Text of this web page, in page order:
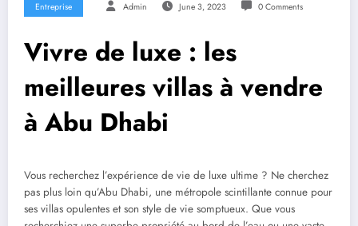
Entreprise Admin June 3, 2023 0 Comments
Vivre de luxe : les
meilleures villas à vendre
à Abu Dhabi
Vous recherchez l’expérience de vie de luxe ultime ? Ne cherchez
pas plus loin qu’Abu Dhabi, une métropole scintillante connue pour
ses villas opulentes et son style de vie somptueux. Que vous